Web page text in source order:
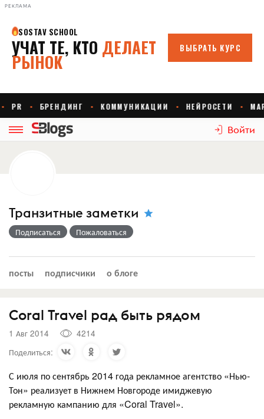
РЕКЛАМА
Войти
Транзитные заметки
Подписаться Пожаловаться
посты подписчики о блоге
Coral Travel рад быть рядом
1 Авг 2014
4214
Поделиться:
С июля по сентябрь 2014 года рекламное агентство «Нью-
Тон» реализует в Нижнем Новгороде имиджевую
рекламную кампанию для «Coral Travel».